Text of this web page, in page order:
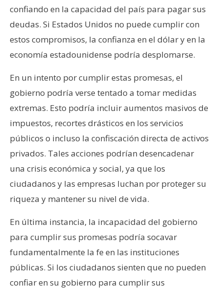
confiando en la capacidad del país para pagar sus
deudas. Si Estados Unidos no puede cumplir con
estos compromisos, la confianza en el dólar y en la
economía estadounidense podría desplomarse.
En un intento por cumplir estas promesas, el
gobierno podría verse tentado a tomar medidas
extremas. Esto podría incluir aumentos masivos de
impuestos, recortes drásticos en los servicios
públicos o incluso la confiscación directa de activos
privados. Tales acciones podrían desencadenar
una crisis económica y social, ya que los
ciudadanos y las empresas luchan por proteger su
riqueza y mantener su nivel de vida.
En última instancia, la incapacidad del gobierno
para cumplir sus promesas podría socavar
fundamentalmente la fe en las instituciones
públicas. Si los ciudadanos sienten que no pueden
confiar en su gobierno para cumplir sus